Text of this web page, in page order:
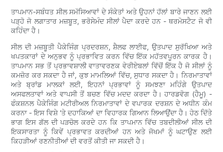
ਤਾਪਮਾਨ-ਸਬੰਧਤ ਸੀਲ ਸਮੱਸਿਆਵਾਂ ਦੇ ਸੰਕੇਤਾਂ ਅਤੇ ਉਹਨਾਂ ਹੱਲਾਂ ਬਾਰੇ ਜਾਣਨ ਲਈ
ਪੜ੍ਹੋ ਜੋ ਲਗਾਤਾਰ ਮਜ਼ਬੂਤ, ਭਰੋਸੇਮੰਦ ਸੀਲਾਂ ਪੈਦਾ ਕਰਦੇ ਹਨ - ਥਰਮੋਸਟੈਟ ਜੋ ਵੀ
ਕਹਿੰਦਾ ਹੈ।
ਸੀਲ ਦੀ ਮਜ਼ਬੂਤੀ ਪੈਕੇਜਿੰਗ ਪ੍ਰਦਰਸ਼ਨ, ਸ਼ੈਲਫ ਲਾਈਫ, ਉਤਪਾਦ ਸੁਰੱਖਿਆ ਅਤੇ
ਖਪਤਕਾਰਾਂ ਦੇ ਅਨੁਭਵ ਨੂੰ ਪ੍ਰਭਾਵਿਤ ਕਰਨ ਵਿੱਚ ਇੱਕ ਮਹੱਤਵਪੂਰਨ ਕਾਰਕ ਹੈ।
ਤਾਪਮਾਨ ਸਭ ਤੋਂ ਪ੍ਰਭਾਵਸ਼ਾਲੀ ਵਾਤਾਵਰਣਕ ਵੇਰੀਏਬਲਾਂ ਵਿੱਚੋਂ ਇੱਕ ਹੈ ਜੋ ਸੀਲਾਂ ਨੂੰ
ਕਮਜ਼ੋਰ ਕਰ ਸਕਦਾ ਹੈ ਜਾਂ, ਕੁਝ ਮਾਮਲਿਆਂ ਵਿੱਚ, ਸੁਧਾਰ ਸਕਦਾ ਹੈ। ਨਿਰਮਾਤਾਵਾਂ
ਅਤੇ ਬ੍ਰਾਂਡ ਮਾਲਕਾਂ ਲਈ, ਇਹਨਾਂ ਪ੍ਰਭਾਵਾਂ ਨੂੰ ਸਮਝਣਾ ਮਹਿੰਗੇ ਉਤਪਾਦ
ਅਸਫਲਤਾਵਾਂ ਅਤੇ ਵਾਪਸੀ ਤੋਂ ਬਚਣ ਵਿੱਚ ਮਦਦ ਕਰਦਾ ਹੈ। ਹਾਰਡਵੋਗ (ਹੈਮੂ) -
ਫੰਕਸ਼ਨਲ ਪੈਕੇਜਿੰਗ ਮਟੀਰੀਅਲ ਨਿਰਮਾਤਾਵਾਂ ਦੇ ਵਪਾਰਕ ਦਰਸ਼ਨ ਦੇ ਅਧੀਨ ਕੰਮ
ਕਰਨਾ - ਇਸ ਵਿਸ਼ੇ 'ਤੇ ਦਹਾਕਿਆਂ ਦਾ ਵਿਹਾਰਕ ਗਿਆਨ ਲਿਆਉਂਦਾ ਹੈ। ਹੇਠ ਦਿੱਤੇ
ਭਾਗ ਇਸ ਗੱਲ ਦੀ ਪੜਚੋਲ ਕਰਦੇ ਹਨ ਕਿ ਤਾਪਮਾਨ ਵਿੱਚ ਤਬਦੀਲੀਆਂ ਸੀਲ ਦੀ
ਇਕਸਾਰਤਾ ਨੂੰ ਕਿਵੇਂ ਪ੍ਰਭਾਵਤ ਕਰਦੀਆਂ ਹਨ ਅਤੇ ਜੋਖਮਾਂ ਨੂੰ ਘਟਾਉਣ ਲਈ
ਕਿਹੜੀਆਂ ਰਣਨੀਤੀਆਂ ਦੀ ਵਰਤੋਂ ਕੀਤੀ ਜਾ ਸਕਦੀ ਹੈ।